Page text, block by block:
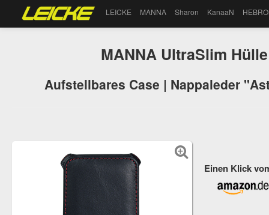
LEICKE MANNA Sharon KanaaN
MANNA UltraSlim
Aufstellbares Case | Nappaleder
Einen Klick